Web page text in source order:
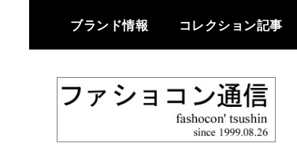
content
ブランド情報 コレクション記事